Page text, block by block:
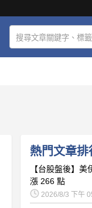
熱門文章排
【台股盤後】
漲 266 點
2026/8/3 下午